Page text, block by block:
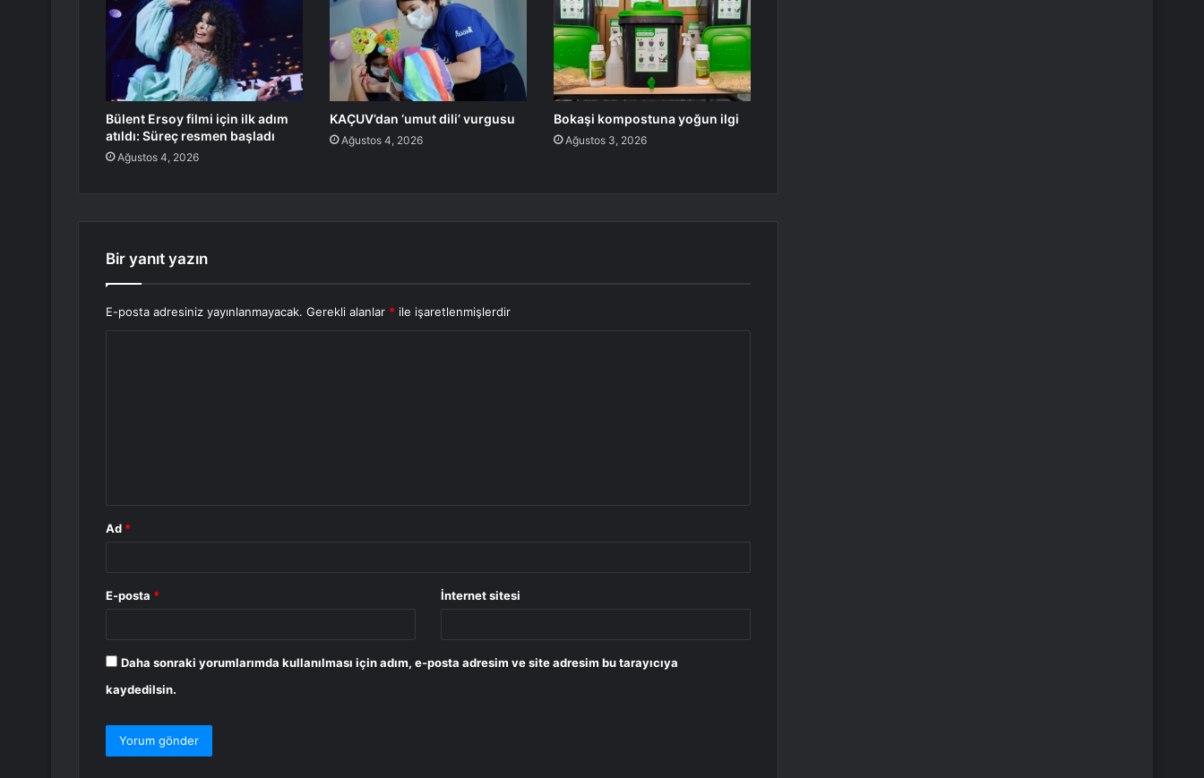
Bülent Ersoy filmi için ilk adım
atıldı: Süreç resmen başladı
Ağustos 4, 2026
KAÇUV’dan ‘umut dili’ vurgusu
Ağustos 4, 2026
Bokaşi kompostuna yoğun ilgi
Ağustos 3, 2026
Bir yanıt yazın
E-posta adresiniz yayınlanmayacak. Gerekli alanlar * ile işaretlenmişlerdir
Ad *
E-posta * İnternet sitesi
Daha sonraki yorumlarımda kullanılması için adım, e-posta adresim ve site adresim bu tarayıcıya
kaydedilsin.